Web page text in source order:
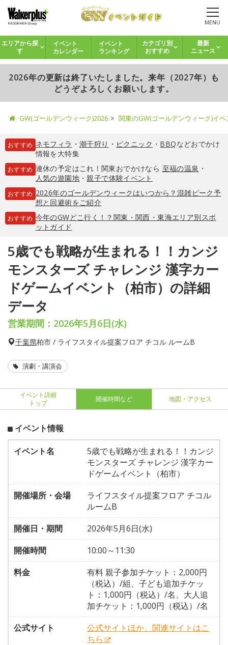
MENU
エリアから探
す
イベント
カレンダー
イベント
ランキング
カテゴリ別
おすすめ
最新
ニュース
2026年の更新は終了いたしました。来年（2027年）も
どうぞよろしくお願いします。
GW(ゴールデンウィーク)2026 関東のGW(ゴールデンウィーク)イ
おすすめ ネモフィラ ・ 潮干狩り ・ ピクニック ・ BBQなどおでかけ
情報を大特集
おすすめ 連休の予定はこれ！関東おでかけなら 至福の温泉 ・
人気の遊園地・親子で体験イベント
おすすめ 2026年のゴールデンウィークはいつから？混雑ピーク予
想と回避術をご紹介
おすすめ 今年のGWどこ行く！？関東・関西・東海エリア別スポ
ットガイド
5歳でも戦略が生まれる！！カンジ
モンスターズ チャレンジ 漢字カー
ドゲームイベント（柏市）の詳細
データ
営業期間：2026年5月6日(水)
千葉県柏市 / ライフスタイル提案フロア チコル ルームB
演劇・講演会
イベント詳細
トップ
開催時間など 地図・アクセス
イベント情報
イベント名
5歳でも戦略が生まれる！！カンジ
モンスターズ チャレンジ 漢字カー
ドゲームイベント（柏市）
開催場所・会場
ライフスタイル提案フロア チコル
ルームB
開催日・期間
2026年5月6日(水)
開催時間
10:00～11:30
料金
有料 親子参加チケット：2,000円
（税込）/組、子ども追加チケッ
ト：1,000円（税込）/名、大人追
加チケット：1,000円（税込）/名
公式サイト
公式サイトほか、関連サイトはこ
ちら